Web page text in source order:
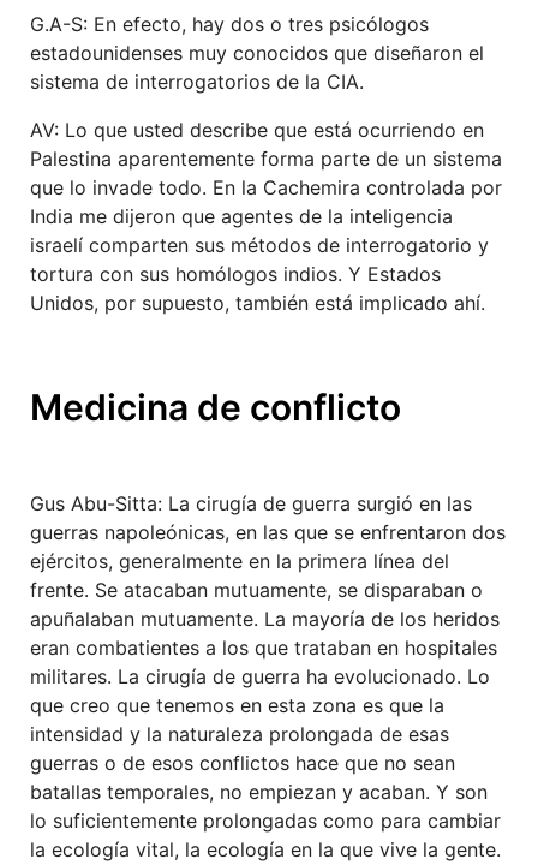
G.A-S: En efecto, hay dos o tres psicólogos
estadounidenses muy conocidos que diseñaron el
sistema de interrogatorios de la CIA.
AV: Lo que usted describe que está ocurriendo en
Palestina aparentemente forma parte de un sistema
que lo invade todo. En la Cachemira controlada por
India me dijeron que agentes de la inteligencia
israelí comparten sus métodos de interrogatorio y
tortura con sus homólogos indios. Y Estados
Unidos, por supuesto, también está implicado ahí.
Medicina de conflicto
Gus Abu-Sitta: La cirugía de guerra surgió en las
guerras napoleónicas, en las que se enfrentaron dos
ejércitos, generalmente en la primera línea del
frente. Se atacaban mutuamente, se disparaban o
apuñalaban mutuamente. La mayoría de los heridos
eran combatientes a los que trataban en hospitales
militares. La cirugía de guerra ha evolucionado. Lo
que creo que tenemos en esta zona es que la
intensidad y la naturaleza prolongada de esas
guerras o de esos conflictos hace que no sean
batallas temporales, no empiezan y acaban. Y son
lo suficientemente prolongadas como para cambiar
la ecología vital, la ecología en la que vive la gente.